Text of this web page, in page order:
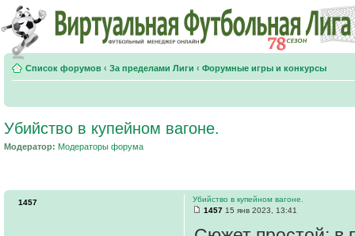
Список форумов ‹ За пределами Лиги ‹ Форумные игры и конкурсы
Убийство в купейном вагоне.
Модератор: Модераторы форума
Убийство в купейном вагоне.
1457 15 янв 2023, 13:41
1457